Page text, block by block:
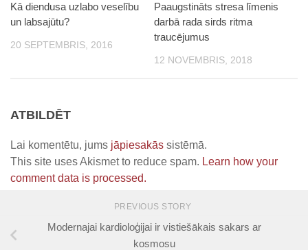
Kā diendusa uzlabo veselību
un labsajūtu?
20 SEPTEMBRIS, 2016
Paaugstināts stresa līmenis
darbā rada sirds ritma
traucējumus
12 NOVEMBRIS, 2018
ATBILDĒT
Lai komentētu, jums jāpiesakās sistēmā.
This site uses Akismet to reduce spam. Learn how your
comment data is processed.
PREVIOUS STORY
Modernajai kardioloģijai ir vistiešākais sakars ar
kosmosu